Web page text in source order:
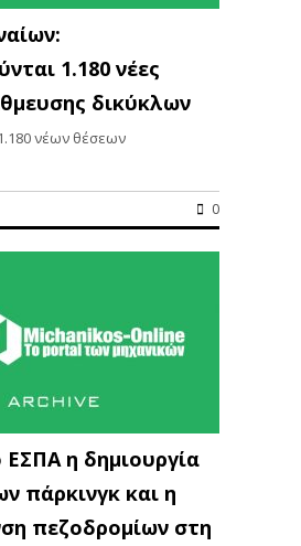
1.180 νέες
δικύκλων
νέων θέσεων
0
η δημιουργία
πάρκινγκ και η
πεζοδρομίων στη